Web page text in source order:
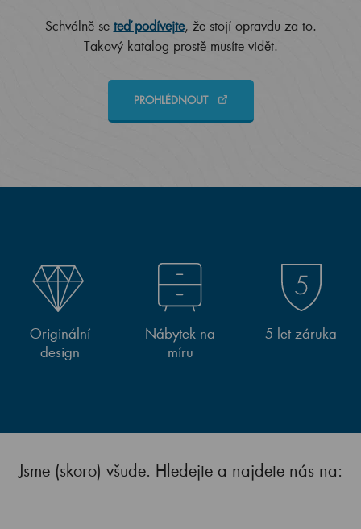
Schválně se teď podívejte, že stojí opravdu za to.
Takový katalog prostě musíte vidět.
PROHLÉDNOUT
Originální
design
Nábytek na
míru
5 let záruka
Jsme (skoro) všude. Hledejte a najdete nás na: